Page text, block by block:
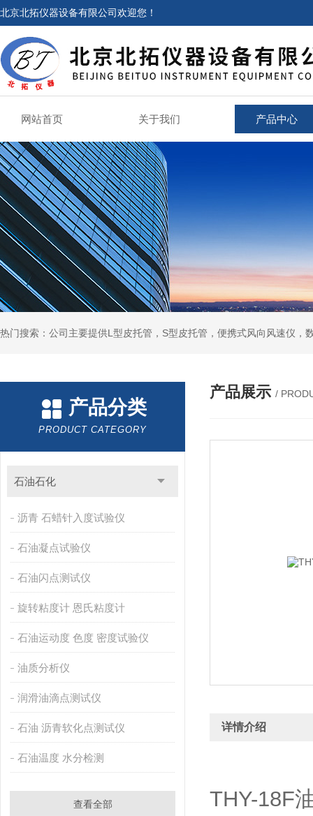
北京北拓仪器设备有限公司欢迎您！
网站首页 关于我们 产品中心
产品分类
PRODUCT CATEGORY
石油石化
沥青 石蜡针入度试验仪
石油凝点试验仪
石油闪点测试仪
旋转粘度计 恩氏粘度计
石油运动度 色度 密度试验仪
油质分析仪
润滑油滴点测试仪
石油 沥青软化点测试仪
石油温度 水分检测
查看全部
产品展示 /
详情介绍
THY-18F